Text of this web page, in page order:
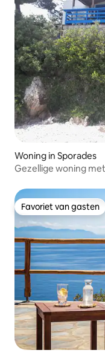
Woning in Sporades
Gezellige woning
Favoriet van gasten
Favoriet van gasten